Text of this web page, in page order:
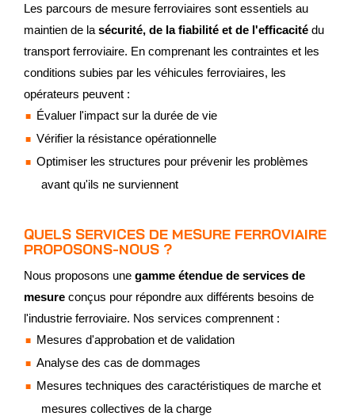
Les parcours de mesure ferroviaires sont essentiels au
maintien de la sécurité, de la fiabilité et de l'efficacité du
transport ferroviaire. En comprenant les contraintes et les
conditions subies par les véhicules ferroviaires, les
opérateurs peuvent :
Évaluer l'impact sur la durée de vie
Vérifier la résistance opérationnelle
Optimiser les structures pour prévenir les problèmes
avant qu'ils ne surviennent
QUELS SERVICES DE MESURE FERROVIAIRE
PROPOSONS-NOUS ?
Nous proposons une gamme étendue de services de
mesure conçus pour répondre aux différents besoins de
l'industrie ferroviaire. Nos services comprennent :
Mesures d'approbation et de validation
Analyse des cas de dommages
Mesures techniques des caractéristiques de marche et
mesures collectives de la charge